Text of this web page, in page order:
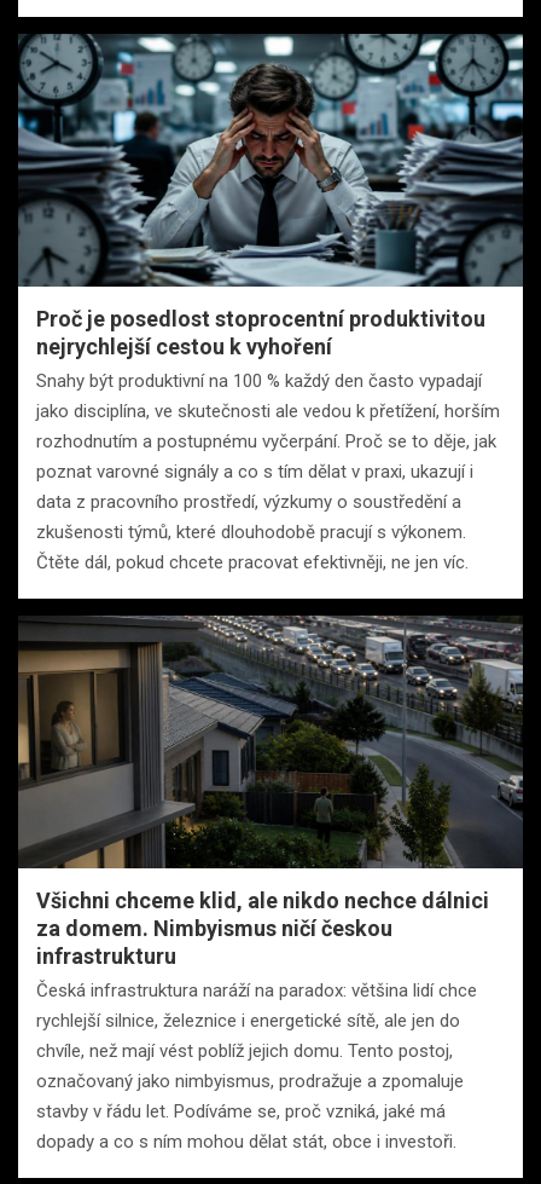
Proč je posedlost stoprocentní produktivitou
nejrychlejší cestou k vyhoření
Snahy být produktivní na 100 % každý den často vypadají
jako disciplína, ve skutečnosti ale vedou k přetížení, horším
rozhodnutím a postupnému vyčerpání. Proč se to děje, jak
poznat varovné signály a co s tím dělat v praxi, ukazují i
data z pracovního prostředí, výzkumy o soustředění a
zkušenosti týmů, které dlouhodobě pracují s výkonem.
Čtěte dál, pokud chcete pracovat efektivněji, ne jen víc.
Všichni chceme klid, ale nikdo nechce dálnici
za domem. Nimbyismus ničí českou
infrastrukturu
Česká infrastruktura naráží na paradox: většina lidí chce
rychlejší silnice, železnice i energetické sítě, ale jen do
chvíle, než mají vést poblíž jejich domu. Tento postoj,
označovaný jako nimbyismus, prodražuje a zpomaluje
stavby v řádu let. Podíváme se, proč vzniká, jaké má
dopady a co s ním mohou dělat stát, obce i investoři.